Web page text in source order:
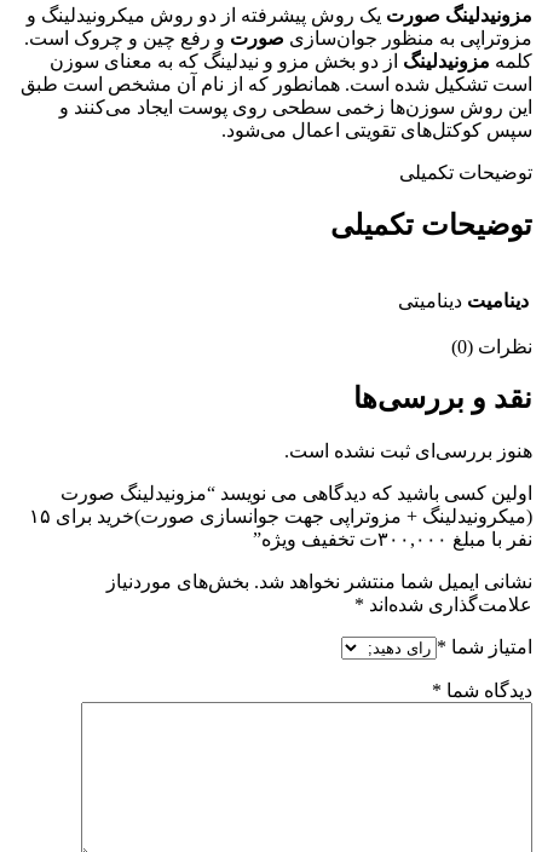
مزونیدلینگ صورت یک روش پیشرفته از دو روش میکرونیدلینگ و
مزوتراپی به منظور جوان‌سازی صورت و رفع چین و چروک است.
کلمه مزونیدلینگ از دو بخش مزو و نیدلینگ که به معنای سوزن
است تشکیل شده است. همانطور که از نام آن مشخص است طبق
این روش سوزن‌ها زخمی سطحی روی پوست ایجاد می‌کنند و
سپس کوکتل‌های تقویتی اعمال می‌شود.
توضیحات تکمیلی
توضیحات تکمیلی
دینامیت دینامیتی
نظرات (0)
نقد و بررسی‌ها
هنوز بررسی‌ای ثبت نشده است.
اولین کسی باشید که دیدگاهی می نویسد “مزونیدلینگ صورت
(میکرونیدلینگ + مزوتراپی جهت جوانسازی صورت)خرید برای ۱۵
نفر با مبلغ ۳۰۰,۰۰۰ت تخفیف ویژه”
نشانی ایمیل شما منتشر نخواهد شد. بخش‌های موردنیاز
علامت‌گذاری شده‌اند *
امتیاز شما *
دیدگاه شما *